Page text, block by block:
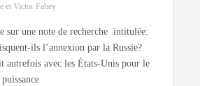
et Victor Fahey
sur une note de recherche intitulée:
ils l’annexion par la Russie?
autrefois avec les États-Unis pour le